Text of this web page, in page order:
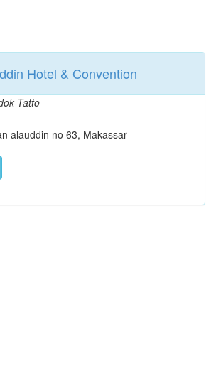
Hotel & Convention
Tatto
alauddin no 63, Makassar